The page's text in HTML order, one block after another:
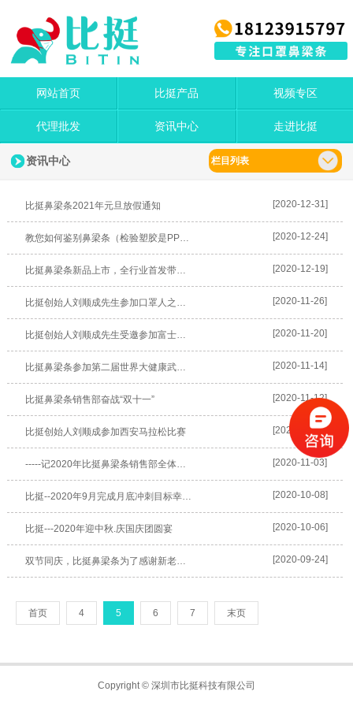
网站首页 比挺产品 视频专区
代理批发 资讯中心 走进比挺
资讯中心 栏目列表
[2020-12-31]
比挺鼻梁条2021年元旦放假通知
[2020-12-24]
教您如何鉴别鼻梁条（检验塑胶是PP料，还是回收料）
[2020-12-19]
比挺鼻梁条新品上市，全行业首发带味道的鼻梁条
[2020-11-26]
比挺创始人刘顺成先生参加口罩人之夜晚宴
[2020-11-20]
比挺创始人刘顺成先生受邀参加富士康“矩亿科技”交流会.
[2020-11-14]
比挺鼻梁条参加第二届世界大健康武汉博览会
[2020-11-12]
比挺鼻梁条销售部奋战“双十一”
[2020-11-09]
比挺创始人刘顺成参加西安马拉松比赛
[2020-11-03]
-----记2020年比挺鼻梁条销售部全体员工湖北宜昌三峡之旅
[2020-10-08]
比挺--2020年9月完成月底冲刺目标幸运大抽奖
[2020-10-06]
比挺---2020年迎中秋.庆国庆团圆宴
[2020-09-24]
双节同庆，比挺鼻梁条为了感谢新老客户对我司长期以来的支持和厚爱,特推出礼品回馈新老客户.
首页 4 5 6 7 末页
Copyright © 深圳市比挺科技有限公司